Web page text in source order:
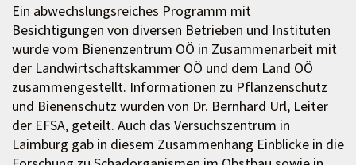
Ein abwechslungsreiches Programm mit
Besichtigungen von diversen Betrieben und Instituten
wurde vom Bienenzentrum OÖ in Zusammenarbeit mit
der Landwirtschaftskammer OÖ und dem Land OÖ
zusammengestellt. Informationen zu Pflanzenschutz
und Bienenschutz wurden von Dr. Bernhard Url, Leiter
der EFSA, geteilt. Auch das Versuchszentrum in
Laimburg gab in diesem Zusammenhang Einblicke in die